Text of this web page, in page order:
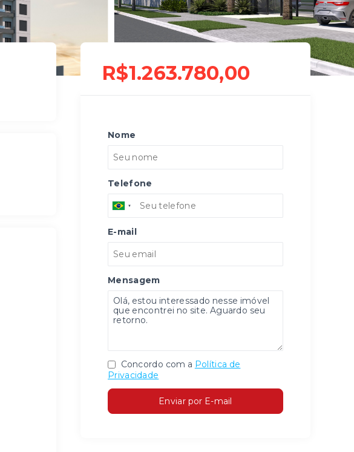
R$1.263.780,00
Nome
Telefone
E-mail
Mensagem
Concordo com a Política de
Privacidade
Enviar por E-mail